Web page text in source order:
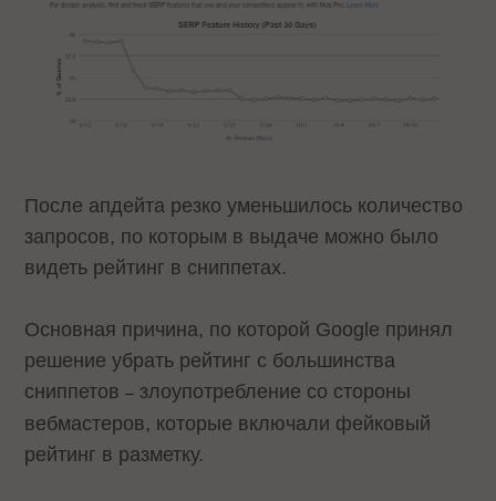
После апдейта резко уменьшилось количество
запросов, по которым в выдаче можно было
видеть рейтинг в сниппетах.
Основная причина, по которой Google принял
решение убрать рейтинг с большинства
сниппетов– злоупотребление со стороны
вебмастеров, которые включали фейковый
рейтинг в разметку.